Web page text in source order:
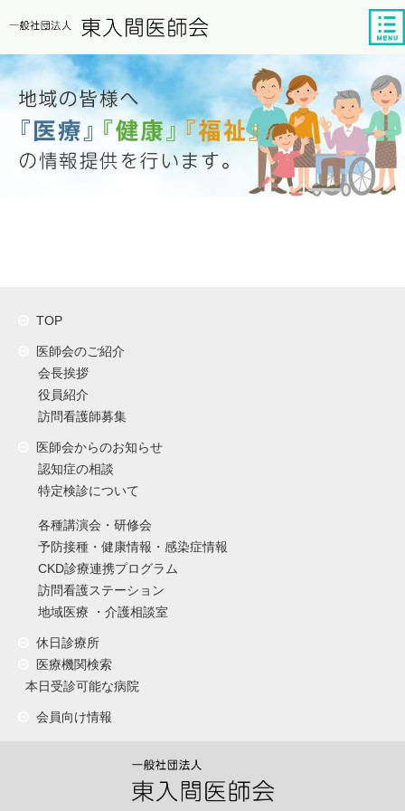
TOP
医師会のご紹介
会長挨拶
役員紹介
訪問看護師募集
医師会からのお知らせ
認知症の相談
特定検診について
各種講演会・研修会
予防接種・健康情報・感染症情報
CKD診療連携プログラム
訪問看護ステーション
地域医療 ・介護相談室
休日診療所
医療機関検索
本日受診可能な病院
会員向け情報